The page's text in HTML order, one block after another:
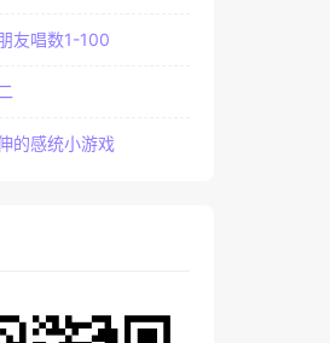
友唱数1-100
的感统小游戏